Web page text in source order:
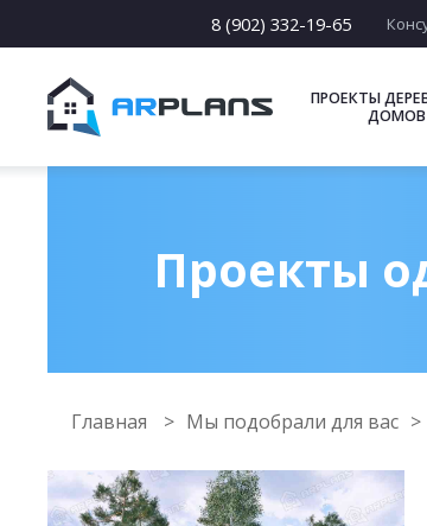
8 (902) 332-19-65
ПРОЕКТЫ
ДОМОВ
Проекты
Главная Мы подобрали для вас